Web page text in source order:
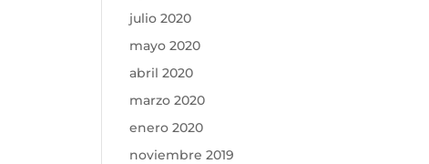
julio 2020
mayo 2020
abril 2020
marzo 2020
enero 2020
noviembre 2019